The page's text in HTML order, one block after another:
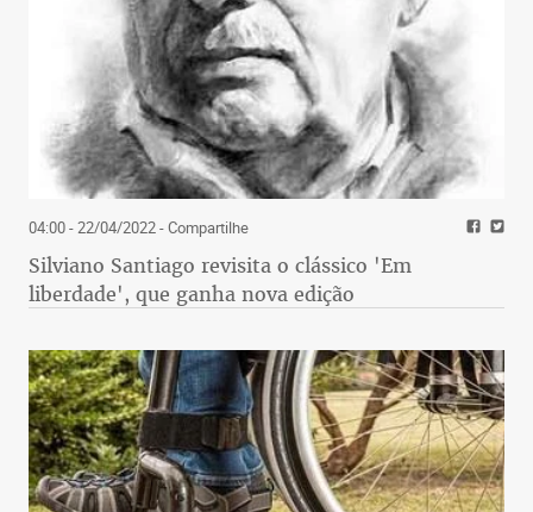
04:00 - 22/04/2022- Compartilhe
Silviano Santiago revisita o clássico 'Em
liberdade', que ganha nova edição